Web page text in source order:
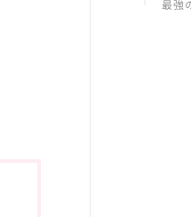
最強